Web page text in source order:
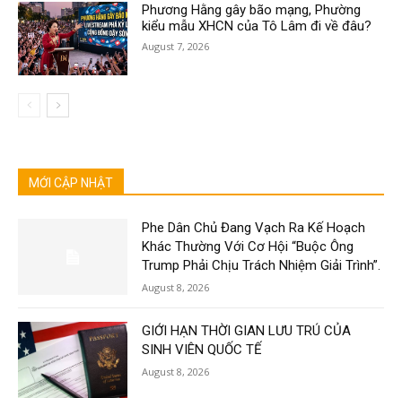
Phương Hằng gây bão mạng, Phường
kiểu mẫu XHCN của Tô Lâm đi về đâu?
August 7, 2026
MỚI CẬP NHẬT
Phe Dân Chủ Đang Vạch Ra Kế Hoạch
Khác Thường Với Cơ Hội “Buộc Ông
Trump Phải Chịu Trách Nhiệm Giải Trình”.
August 8, 2026
GIỚI HẠN THỜI GIAN LƯU TRÚ CỦA
SINH VIÊN QUỐC TẾ
August 8, 2026